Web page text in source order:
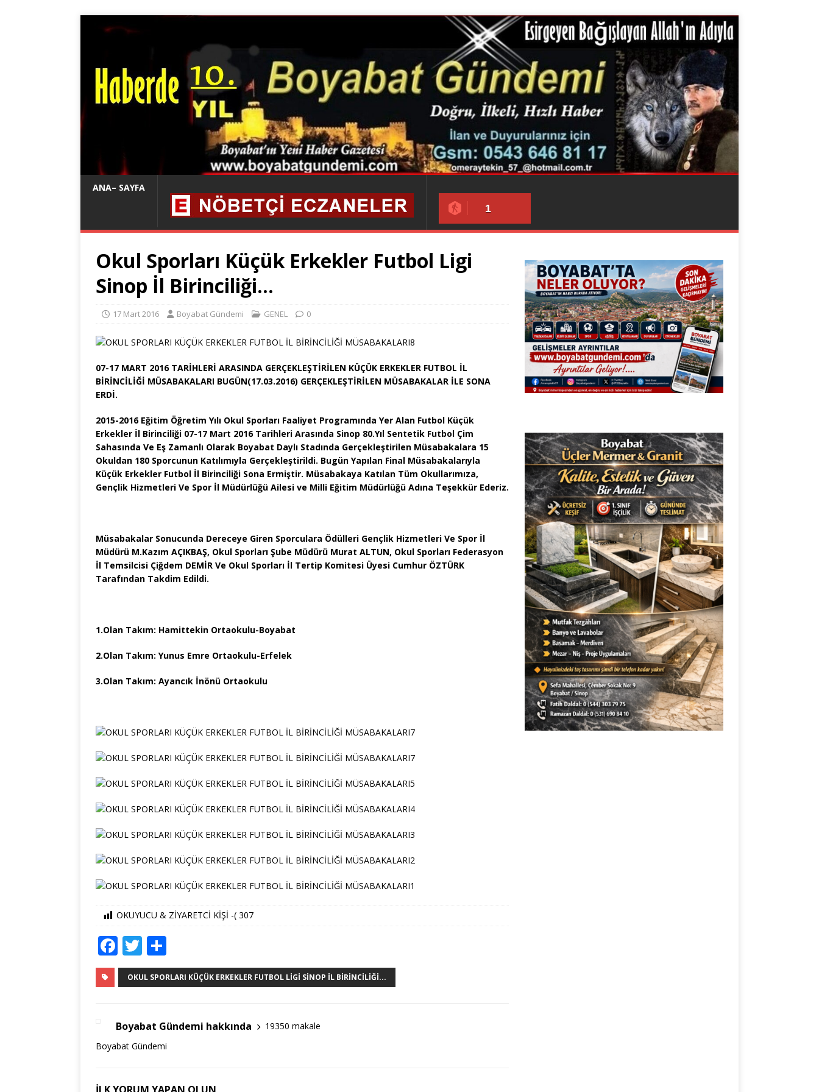
ANA– SAYFA
1
Okul Sporları Küçük Erkekler Futbol Ligi
Sinop İl Birinciliği…
17 Mart 2016 Boyabat Gündemi GENEL 0
07-17 MART 2016 TARİHLERİ ARASINDA GERÇEKLEŞTİRİLEN KÜÇÜK ERKEKLER FUTBOL İL
BİRİNCİLİĞİ MÜSABAKALARI BUGÜN(17.03.2016) GERÇEKLEŞTİRİLEN MÜSABAKALAR İLE SONA
ERDİ.
2015-2016 Eğitim Öğretim Yılı Okul Sporları Faaliyet Programında Yer Alan Futbol Küçük
Erkekler İl Birinciliği 07-17 Mart 2016 Tarihleri Arasında Sinop 80.Yıl Sentetik Futbol Çim
Sahasında Ve Eş Zamanlı Olarak Boyabat Daylı Stadında Gerçekleştirilen Müsabakalara 15
Okuldan 180 Sporcunun Katılımıyla Gerçekleştirildi. Bugün Yapılan Final Müsabakalarıyla
Küçük Erkekler Futbol İl Birinciliği Sona Ermiştir. Müsabakaya Katılan Tüm Okullarımıza,
Gençlik Hizmetleri Ve Spor İl Müdürlüğü Ailesi ve Milli Eğitim Müdürlüğü Adına Teşekkür Ederiz.
Müsabakalar Sonucunda Dereceye Giren Sporculara Ödülleri Gençlik Hizmetleri Ve Spor İl
Müdürü M.Kazım AÇIKBAŞ, Okul Sporları Şube Müdürü Murat ALTUN, Okul Sporları Federasyon
İl Temsilcisi Çiğdem DEMİR Ve Okul Sporları İl Tertip Komitesi Üyesi Cumhur ÖZTÜRK
Tarafından Takdim Edildi.
1.Olan Takım: Hamittekin Ortaokulu-Boyabat
2.Olan Takım: Yunus Emre Ortaokulu-Erfelek
3.Olan Takım: Ayancık İnönü Ortaokulu
OKUYUCU & ZİYARETCİ KİŞİ -( 307
F
a
c
b
o
k
T
w
it
r
h
ar
OKUL SPORLARI KÜÇÜK ERKEKLER FUTBOL LIGI SINOP İL BIRINCILIĞI...
Boyabat Gündemi hakkında
19350 makale
Boyabat Gündemi
İLK YORUM YAPAN OLUN